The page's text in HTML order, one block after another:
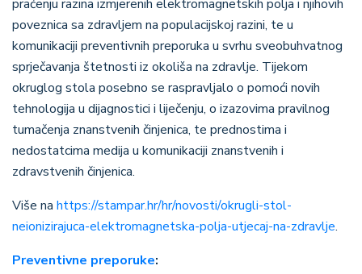
praćenju razina izmjerenih elektromagnetskih polja i njihovih
poveznica sa zdravljem na populacijskoj razini, te u
komunikaciji preventivnih preporuka u svrhu sveobuhvatnog
sprječavanja štetnosti iz okoliša na zdravlje. Tijekom
okruglog stola posebno se raspravljalo o pomoći novih
tehnologija u dijagnostici i liječenju, o izazovima pravilnog
tumačenja znanstvenih činjenica, te prednostima i
nedostatcima medija u komunikaciji znanstvenih i
zdravstvenih činjenica.
Više na https://stampar.hr/hr/novosti/okrugli-stol-
neionizirajuca-elektromagnetska-polja-utjecaj-na-zdravlje.
Preventivne preporuke: